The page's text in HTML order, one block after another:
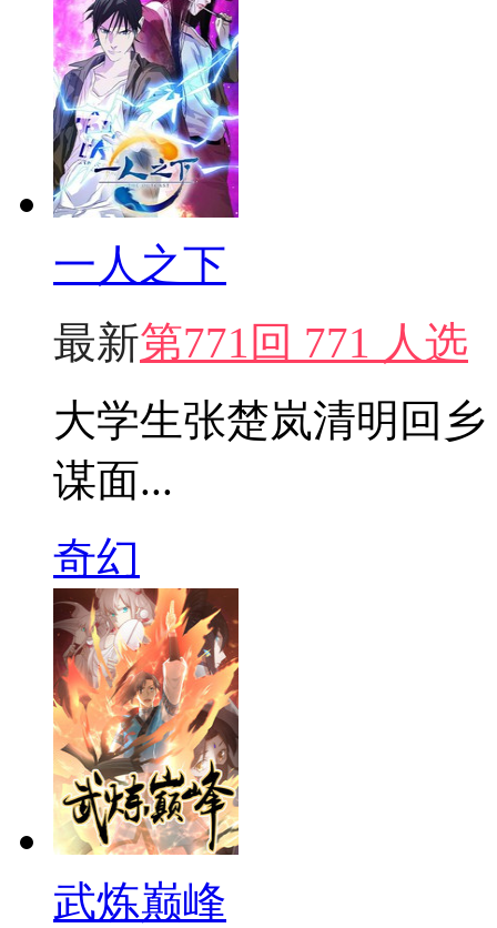
一人之下
最新第771回 771 人选
大学生张楚岚清明回
谋面...
奇幻
武炼巅峰